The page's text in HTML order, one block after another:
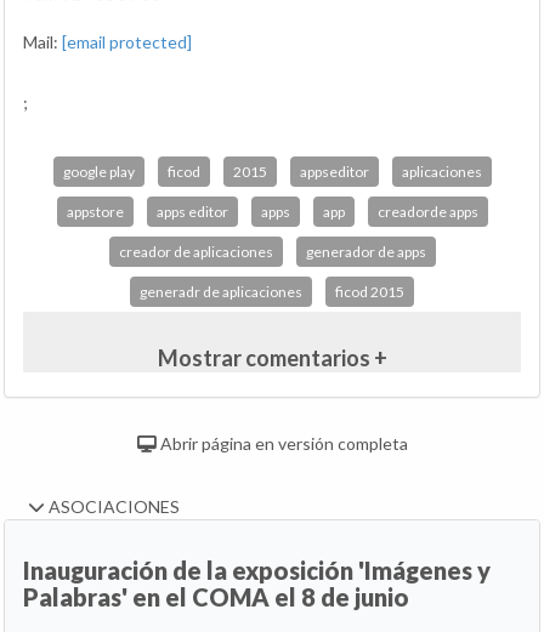
Mail: [email protected]
;
google play ficod 2015 appseditor aplicaciones
appstore apps editor apps app creadorde apps
creador de aplicaciones generador de apps
generadr de aplicaciones ficod 2015
Mostrar comentarios +
Abrir página en versión completa
ASOCIACIONES
Inauguración de la exposición 'Imágenes y
Palabras' en el COMA el 8 de junio